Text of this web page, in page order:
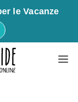
le Vacanze